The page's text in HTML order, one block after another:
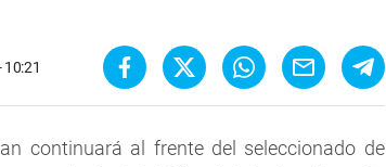
continuará al frente del seleccionado de